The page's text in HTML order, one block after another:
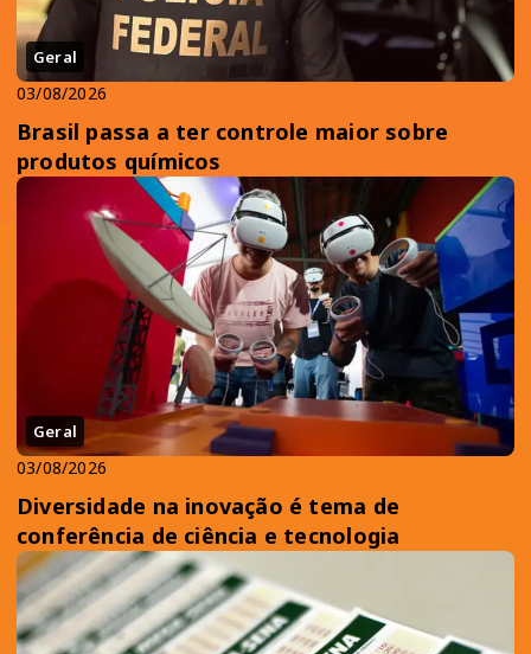
Geral
03/08/2026
Brasil passa a ter controle maior sobre
produtos químicos
Geral
03/08/2026
Diversidade na inovação é tema de
conferência de ciência e tecnologia